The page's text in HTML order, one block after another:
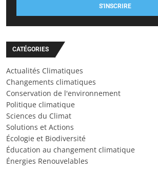
S'INSCRIRE
CATÉGORIES
Actualités Climatiques
Changements climatiques
Conservation de l'environnement
Politique climatique
Sciences du Climat
Solutions et Actions
Écologie et Biodiversité
Éducation au changement climatique
Énergies Renouvelables